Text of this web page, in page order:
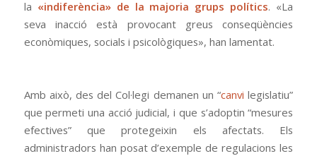
la «indiferència» de la majoria grups polítics. «La
seva inacció està provocant greus conseqüències
econòmiques, socials i psicològiques», han lamentat.
Amb això, des del Col·legi demanen un “canvi legislatiu”
que permeti una acció judicial, i que s’adoptin “mesures
efectives” que protegeixin els afectats. Els
administradors han posat d’exemple de regulacions les